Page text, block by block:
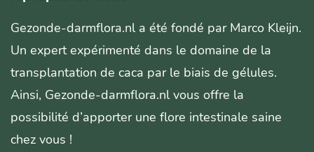
Gezonde-darmflora.nl a été fondé par Marco Kleijn.
Un expert expérimenté dans le domaine de la
transplantation de caca par le biais de gélules.
Ainsi, Gezonde-darmflora.nl vous offre la
possibilité d’apporter une flore intestinale saine
chez vous !